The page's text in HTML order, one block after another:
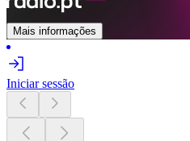
Mais informações
Iniciar sessão